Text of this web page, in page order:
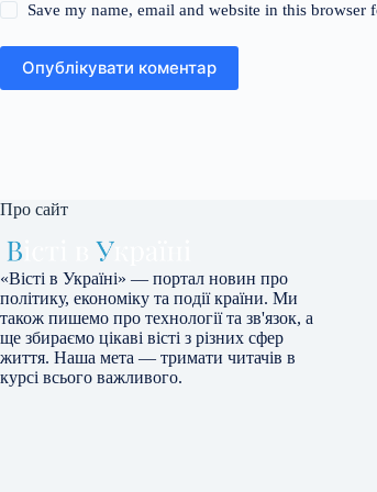
Save my name, email and website in this browser
Опублікувати коментар
Про сайт
«Вісті в Україні» — портал новин про
політику, економіку та події країни. Ми
також пишемо про технології та зв'язок, а
ще збираємо цікаві вісті з різних сфер
життя. Наша мета — тримати читачів в
курсі всього важливого.